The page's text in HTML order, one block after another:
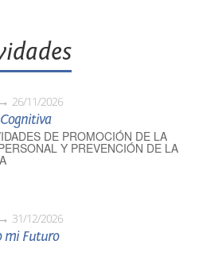
26/11/2026
DE PROMOCIÓN DE LA
Y PREVENCIÓN DE LA
31/12/2026
mi Futuro